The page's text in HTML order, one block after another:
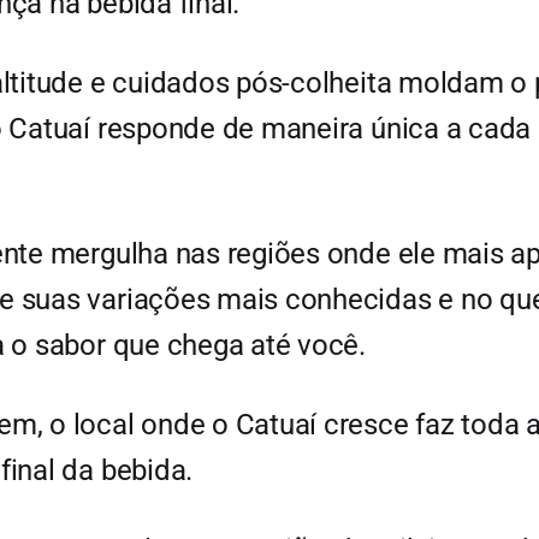
e cuidados pós-colheita moldam o
Catuaí responde de maneira única a
mergulha nas regiões onde ele mais
suas variações mais conhecidas e no
sabor que chega até você.
o local onde o Catuaí cresce faz toda
da bebida.